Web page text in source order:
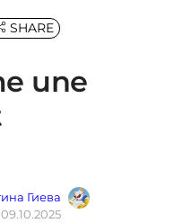
une
Гиева
09.10.2025
SHARE